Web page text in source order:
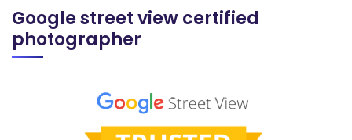
Google street view certified
photographer